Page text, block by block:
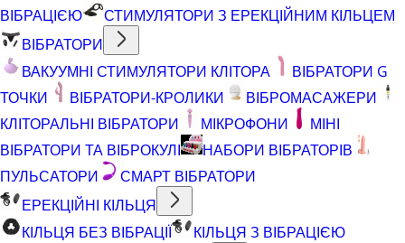
ВІБРАЦІЄЮ
СТИМУЛЯТОРИ З ЕРЕКЦІЙНИМ КІЛЬЦЕМ
ВІБРАТОРИ
ВАКУУМНІ СТИМУЛЯТОРИ КЛІТОРА
ВІБРАТОРИ G
ТОЧКИ
ВІБРАТОРИ-КРОЛИКИ
ВІБРОМАСАЖЕРИ
КЛІТОРАЛЬНІ ВІБРАТОРИ
МІКРОФОНИ
МІНІ
ВІБРАТОРИ ТА ВІБРОКУЛІ
НАБОРИ ВІБРАТОРІВ
ПУЛЬСАТОРИ
СМАРТ ВІБРАТОРИ
ЕРЕКЦІЙНІ КІЛЬЦЯ
КІЛЬЦЯ БЕЗ ВІБРАЦІЇ
КІЛЬЦЯ З ВІБРАЦІЄЮ